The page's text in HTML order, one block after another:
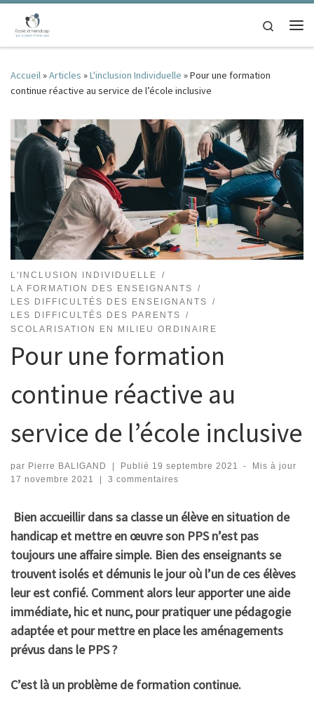
Passer au contenu
Search
Accueil»Articles »L'inclusion Individuelle »Pour une formation
continue réactive au service de l’école inclusive
L'INCLUSION INDIVIDUELLE
LA FORMATION DES ENSEIGNANTS
LES DIFFICULTÉS DES ENSEIGNANTS
LES DIFFICULTÉS DES PARENTS
SCOLARISATION EN MILIEU ORDINAIRE
Pour une formation
continue réactive au
service de l’école inclusive
par Pierre BALIGAND Publié 19 septembre 2021 -
Mis à jour
17 novembre 2021
3 commentaires
Bien accueillir dans sa classe un élève en situation de
handicap et mettre en œuvre son PPS n’est pas
toujours une affaire simple. Bien des enseignants se
trouvent isolés et démunis le jour où l’un de ces élèves
leur est confié. Comment alors leur apporter une aide
immédiate, hic et nunc, pourpratiquer une pédagogie
adaptée et pourmettre en place les aménagements
prévus dans le PPS ?
C’est là un problème de formation continue.